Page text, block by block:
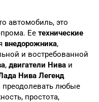
автомобиль, это
Ее технические
внедорожника,
и востребованной
, двигатели Нива и
Нива Легенд
преодолевать любые
простота,